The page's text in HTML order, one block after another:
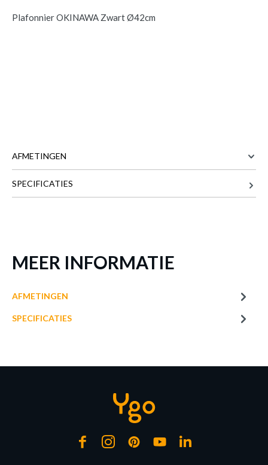
Plafonnier OKINAWA Zwart Ø42cm
AFMETINGEN
SPECIFICATIES
MEER INFORMATIE
AFMETINGEN
SPECIFICATIES
Plafonnier OKINAWA Zwart Ø42cm
toegevoegd aan je winkelmandje
Productnummer: Y11300038348
Prijs per stuk, incl. btw en excl. verzendkosten
GA NAAR WINKELMANDJE of verder winkelen